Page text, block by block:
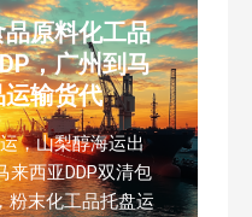
原料化工品
，广州到马
输货代
，山梨醇海运出
来西亚DDP双清包
粉末化工品托盘运